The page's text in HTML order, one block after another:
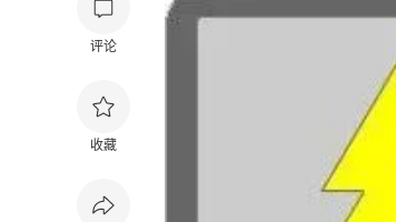
评论
收藏